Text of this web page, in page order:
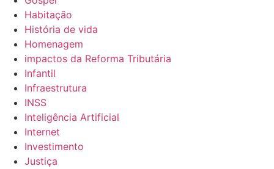
Habitação
História de vida
Homenagem
impactos da Reforma Tributária
Infantil
Infraestrutura
INSS
Inteligência Artificial
Internet
Investimento
Justiça